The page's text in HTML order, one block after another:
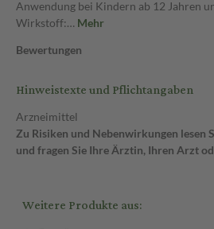
Anwendung bei Kindern ab 12 Jahren
Wirkstoff:… Mehr
Bewertungen
Hinweistexte und Pflichtangaben
Arzneimittel
Zu Risiken und Nebenwirkungen lesen
und fragen Sie Ihre Ärztin, Ihren Arzt
Weitere Produkte aus: